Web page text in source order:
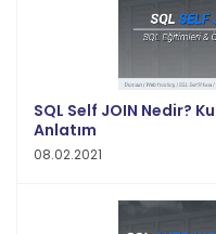
SQL Self JOIN Nedir?
Anlatım
08.02.2021